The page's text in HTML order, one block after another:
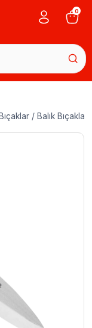
0
Bıçaklar / Balık Bıçakları